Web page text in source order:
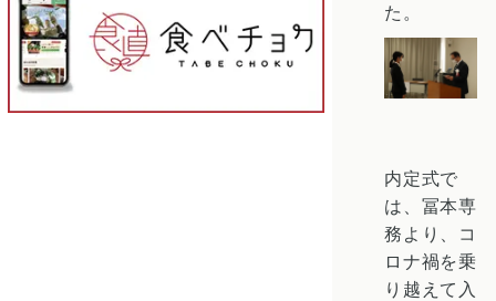
た。
内定式で
は、冨本専
務より、コ
ロナ禍を乗
り越えて入